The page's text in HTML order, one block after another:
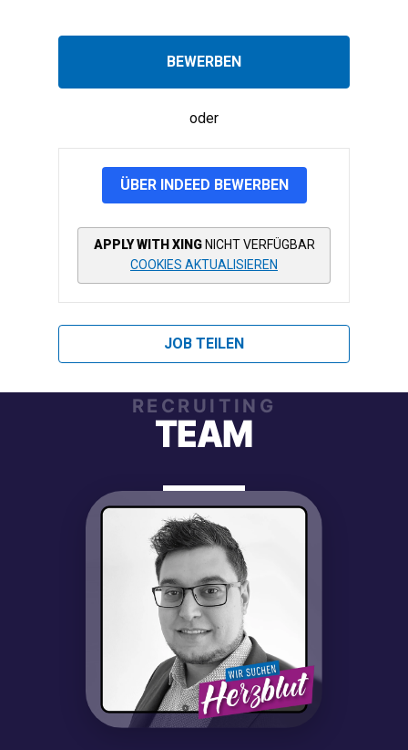
BEWERBEN
oder
ÜBER INDEED BEWERBEN
APPLY WITH XING NICHT VERFÜGBAR
COOKIES AKTUALISIEREN
JOB TEILEN
RECRUITING
TEAM